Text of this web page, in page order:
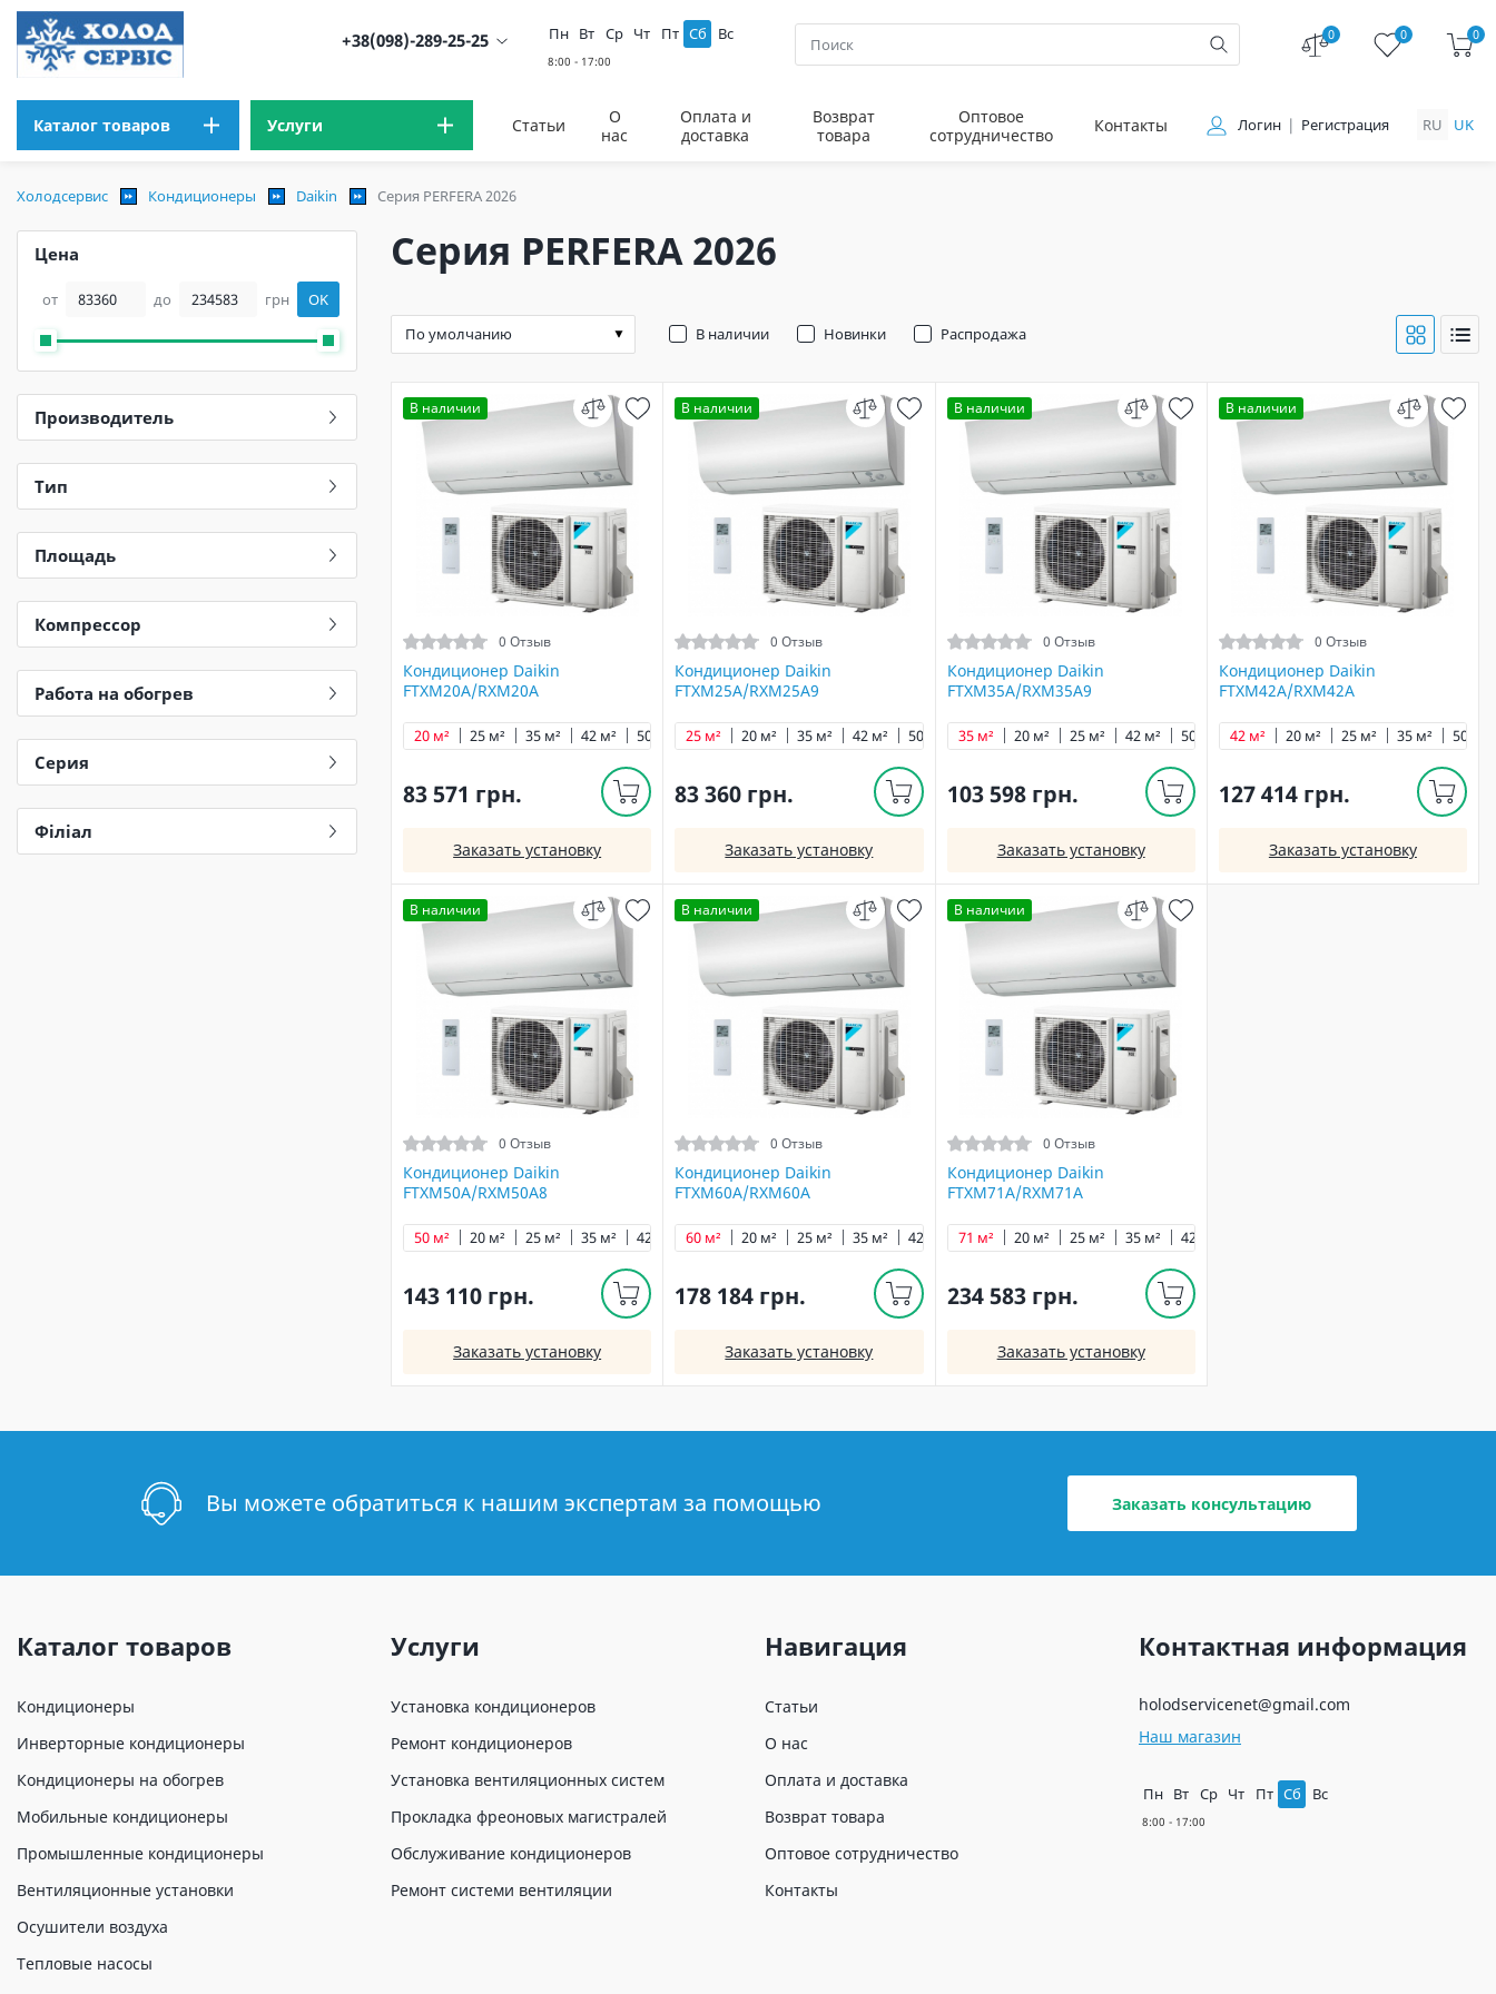
+38(098)-289-25-25 Пн Вт Ср Чт Пт Сб Вс 0 0 0
Каталог товаров Услуги Статьи
О
нас
Оплата и
доставка
Возврат
товара
Оптовое
сотрудничество
Контакты Логин Регистрация RU UK
Холодсервис Кондиционеры Daikin Серия PERFERA 2026
Цена
от до грн OK
Производитель
Тип
Площадь
Компрессор
Работа на обогрев
Серия
Філіал
Серия PERFERA 2026
В наличии Новинки Распродажа
В наличии
0 Отзыв
Кондиционер Daikin
FTXM20A/RXM20A
20 м² 25 м² 35 м² 42 м² 50 м² 60 м² 71 м²
83 571 грн.
Заказать установку
В наличии
0 Отзыв
Кондиционер Daikin
FTXM25A/RXM25A9
20 м²
25 м² 35 м² 42 м² 50 м² 60 м² 71 м²
83 360 грн.
Заказать установку
В наличии
0 Отзыв
Кондиционер Daikin
FTXM35A/RXM35A9
20 м² 25 м²
35 м² 42 м² 50 м² 60 м² 71 м²
103 598 грн.
Заказать установку
В наличии
0 Отзыв
Кондиционер Daikin
FTXM42A/RXM42A
20 м² 25 м² 35 м²
42 м² 50 м²
127 414 грн.
Заказать установку
В наличии
0 Отзыв
Кондиционер Daikin
FTXM50A/RXM50A8
20 м² 25 м² 35 м² 42 м²
50 м² 60 м² 71 м²
143 110 грн.
Заказать установку
В наличии
0 Отзыв
Кондиционер Daikin
FTXM60A/RXM60A
20 м² 25 м² 35 м² 42 м² 50 м²
60 м² 71 м²
178 184 грн.
Заказать установку
В наличии
0 Отзыв
Кондиционер Daikin
FTXM71A/RXM71A
20 м² 25 м² 35 м² 42 м²
71 м²
234 583 грн.
Заказать установку
Вы можете обратиться к нашим экспертам за помощью Заказать консультацию
Каталог товаров
Кондиционеры
Инверторные кондиционеры
Кондиционеры на обогрев
Мобильные кондиционеры
Промышленные кондиционеры
Вентиляционные установки
Осушители воздуха
Тепловые насосы
Услуги
Установка кондиционеров
Ремонт кондиционеров
Установка вентиляционных систем
Прокладка фреоновых магистралей
Обслуживание кондиционеров
Ремонт системи вентиляции
Навигация
Статьи
О нас
Оплата и доставка
Возврат товара
Оптовое сотрудничество
Контакты
Контактная информация
holodservicenet@gmail.com
Наш магазин
Пн Вт Ср Чт Пт Сб Вс